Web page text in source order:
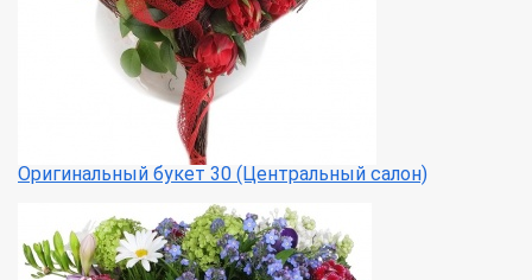
Оригинальный букет 30 (Центральный салон)